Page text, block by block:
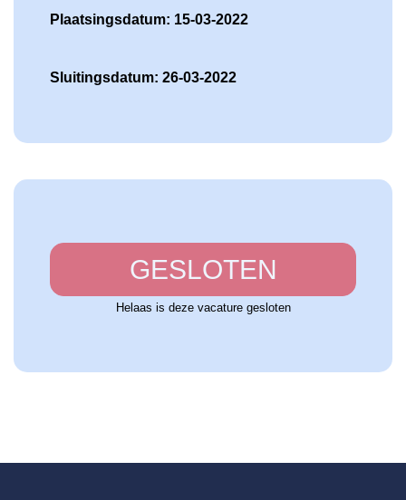
Plaatsingsdatum: 15-03-2022
Sluitingsdatum: 26-03-2022
GESLOTEN
Helaas is deze vacature gesloten